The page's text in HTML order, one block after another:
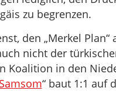
zu begrenzen.
den „Merkel
nicht der
Koalition in den
“ baut 1:1 auf